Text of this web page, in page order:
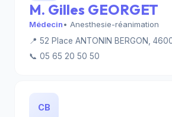
M. Gilles GEORGET
Médecin• Anesthesie-réanimation
📍 52 Place ANTONIN BERGON,
📞 05 65 20 50 50
CB